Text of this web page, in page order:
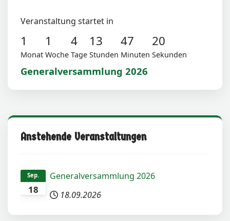
Veranstaltung startet in
1
Monat
1
Woche
4
Tage
13
Stunden
47
Minuten
20
Sekunden
Generalversammlung 2026
Anstehende Veranstaltungen
18
Sep.
Generalversammlung 2026
18.09.2026